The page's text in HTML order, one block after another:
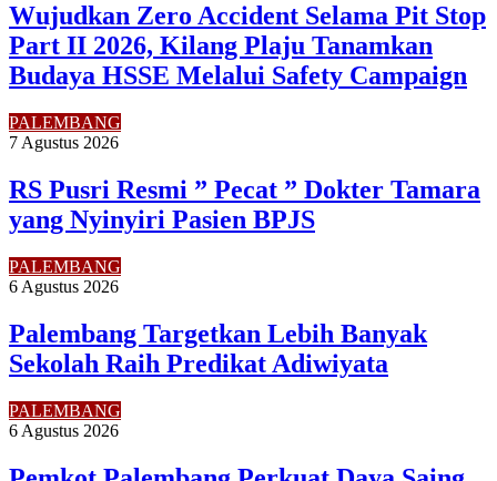
Wujudkan Zero Accident Selama Pit Stop
Part II 2026, Kilang Plaju Tanamkan
Budaya HSSE Melalui Safety Campaign
PALEMBANG
7 Agustus 2026
RS Pusri Resmi ” Pecat ” Dokter Tamara
yang Nyinyiri Pasien BPJS
PALEMBANG
6 Agustus 2026
Palembang Targetkan Lebih Banyak
Sekolah Raih Predikat Adiwiyata
PALEMBANG
6 Agustus 2026